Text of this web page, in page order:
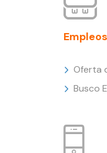
Empleos
Oferta
Busco